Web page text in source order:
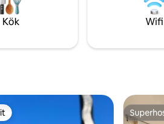
över Slovenija.
är du
Kök Wifi